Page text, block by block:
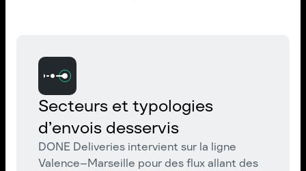
Secteurs et typologies
d’envois desservis
DONE Deliveries intervient sur la ligne
Valence–Marseille pour des flux allant des